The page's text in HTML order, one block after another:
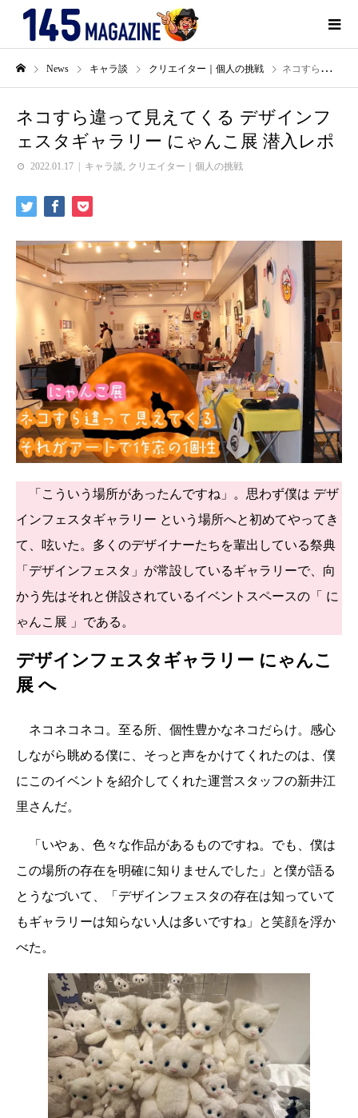
News キャラ談 クリエイター｜個人の挑戦 ネコすら違って見えてくる デザインフェスタギャラリー にゃんこ展 潜入レポ
ネコすら違って見えてくる デザインフ
ェスタギャラリー にゃんこ展 潜入レポ
2022.01.17 キャラ談 クリエイター｜個人の挑戦
「こういう場所があったんですね」。思わず僕は デザ
インフェスタギャラリー という場所へと初めてやってき
て、呟いた。多くのデザイナーたちを輩出している祭典
「デザインフェスタ」が常設しているギャラリーで、向
かう先はそれと併設されているイベントスペースの「 に
ゃんこ展 」である。
デザインフェスタギャラリー にゃんこ
展 へ
ネコネコネコ。至る所、個性豊かなネコだらけ。感心
しながら眺める僕に、そっと声をかけてくれたのは、僕
にこのイベントを紹介してくれた運営スタッフの新井江
里さんだ。
「いやぁ、色々な作品があるものですね。でも、僕は
この場所の存在を明確に知りませんでした」と僕が語る
とうなづいて、「デザインフェスタの存在は知っていて
もギャラリーは知らない人は多いですね」と笑顔を浮か
べた。